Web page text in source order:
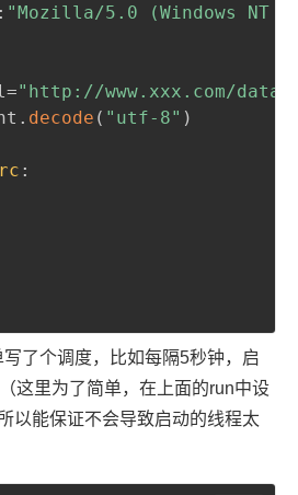
: "Mozilla/5.0 (Windows NT
"http://www.xxx.com/data/
decode ( "utf-8" )
rc :
了个调度，比如每隔5秒钟，启
这里为了简单，在上面的run中设
以能保证不会导致启动的线程太